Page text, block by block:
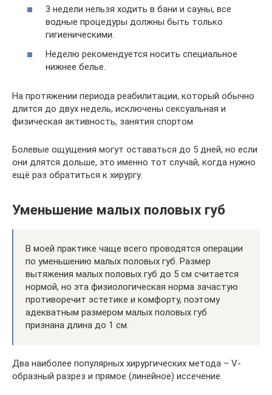
3 недели нельзя ходить в бани и сауны, все
водные процедуры должны быть только
гигиеническими.
Неделю рекомендуется носить специальное
нижнее белье.
На протяжении периода реабилитации, который обычно
длится до двух недель, исключены сексуальная и
физическая активность, занятия спортом
Болевые ощущения могут оставаться до 5 дней, но если
они длятся дольше, это именно тот случай, когда нужно
ещё раз обратиться к хирургу.
Уменьшение малых половых губ
В моей практике чаще всего проводятся операции
по уменьшению малых половых губ. Размер
вытяжения малых половых губ до 5 см считается
нормой, но эта физиологическая норма зачастую
противоречит эстетике и комфорту, поэтому
адекватным размером малых половых губ
признана длина до 1 см.
Два наиболее популярных хирургических метода – V-
образный разрез и прямое (линейное) иссечение.